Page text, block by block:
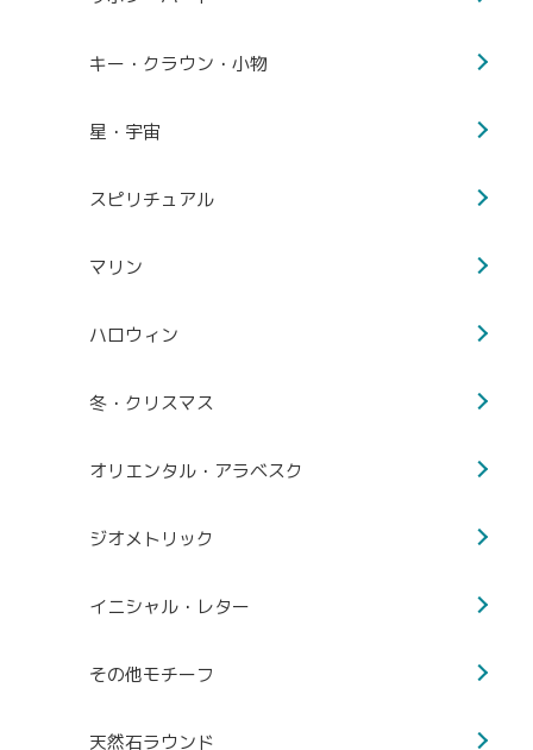
キー・クラウン・小物
星・宇宙
スピリチュアル
マリン
ハロウィン
冬・クリスマス
オリエンタル・アラベスク
ジオメトリック
イニシャル・レター
その他モチーフ
天然石ラウンド